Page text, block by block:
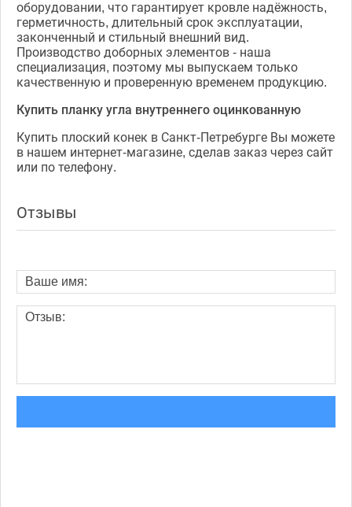
оборудовании, что гарантирует кровле надёжность,
герметичность, длительный срок эксплуатации,
законченный и стильный внешний вид.
Производство доборных элементов - наша
специализация, поэтому мы выпускаем только
качественную и проверенную временем продукцию.
Купить планку угла внутреннего оцинкованную
Купить плоский конек в Санкт-Петребурге Вы можете
в нашем интернет-магазине, сделав заказ через сайт
или по телефону.
Отзывы